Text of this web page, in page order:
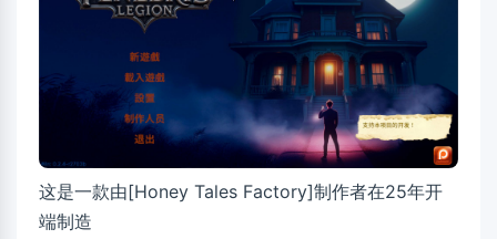
这是一款由[Honey Tales Factory]制作者在25年开
端制造